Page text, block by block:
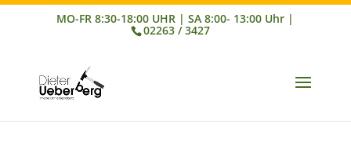
02263 / 3427